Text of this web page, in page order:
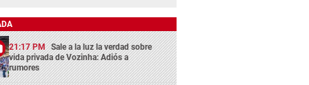
21:17 PM Sale a la luz la verdad sobre
vida privada de Vozinha: Adiós a
rumores